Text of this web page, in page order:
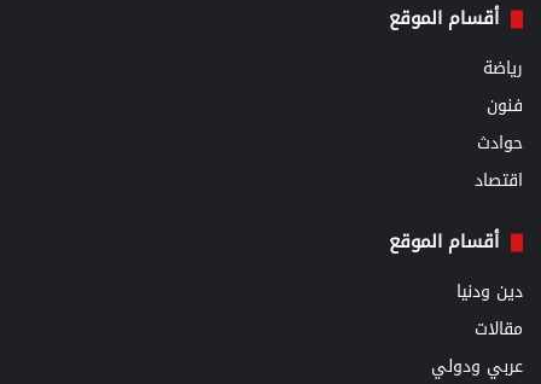
أقسام الموقع
رياضة
فنون
حوادث
اقتصاد
أقسام الموقع
دين ودنيا
مقالات
عربي ودولي